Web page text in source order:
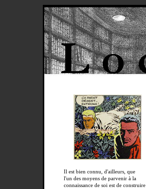
Il est bien connu, d'ailleurs, que
l'un des moyens de parvenir à la
connaissance de soi est de construire